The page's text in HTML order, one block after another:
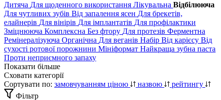
Дитяча Для щоденного використання Лікувальна Відбілююча
Для чутливих зубів Від запалення ясен Для брекетів,
елайнерів Для вінірів Для імплантатів Для профілактики
Зміцнююча Комплексна Без фтору Для протезів Ферментна
Ремінералізуюча Органічна Для веганів Набір Від карієсу Від
сухості ротової порожнини Мініформат Найкраща зубна паста
Проти неприємного запаху
Показати більше
Сховати категорії
Сортувати по: замовчуванням ціною назвою
рейтингу
Фільтр